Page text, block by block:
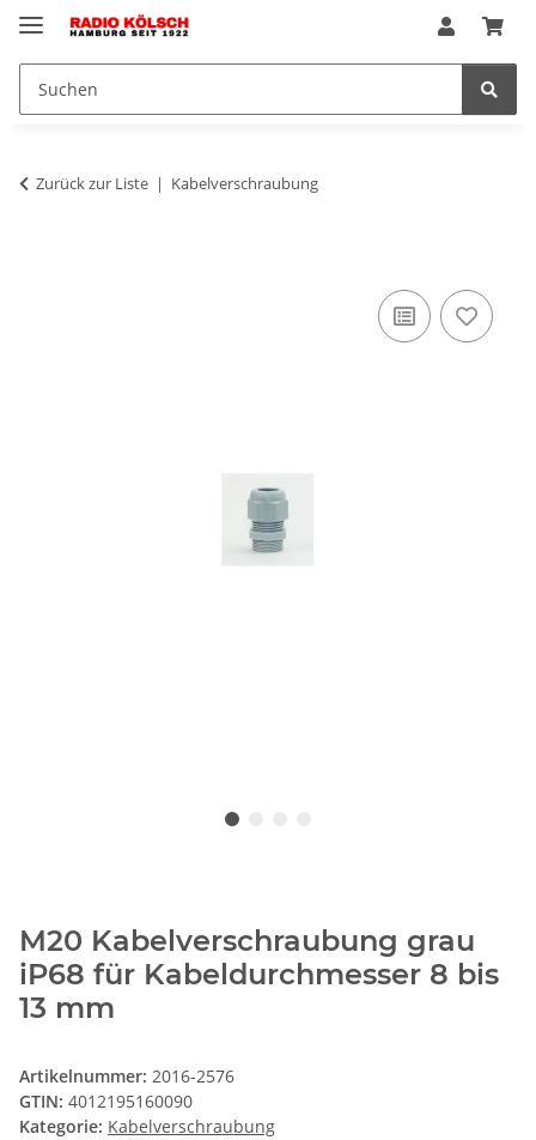
Zurück zur Liste Kabelverschraubung
M20 Kabelverschraubung grau
iP68 für Kabeldurchmesser 8 bis
13 mm
Artikelnummer: 2016-2576
GTIN: 4012195160090
Kategorie: Kabelverschraubung